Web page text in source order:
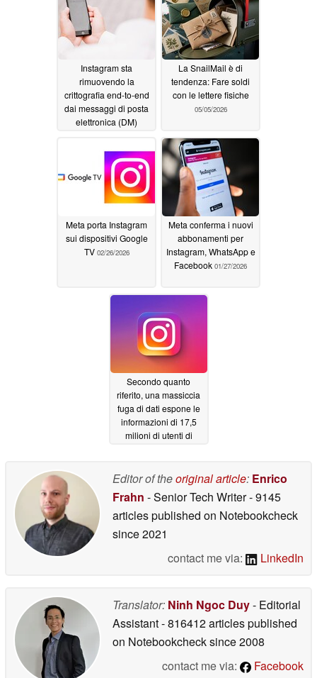
Instagram sta
rimuovendo la
crittografia end-to-end
dai messaggi di posta
elettronica (DM)
La SnailMail è di
tendenza: Fare soldi
con le lettere fisiche
05/05/2026
Meta porta Instagram
sui dispositivi Google
TV 02/26/2026
Meta conferma i nuovi
abbonamenti per
Instagram, WhatsApp e
Facebook 01/27/2026
Secondo quanto
riferito, una massiccia
fuga di dati espone le
informazioni di 17,5
milioni di utenti di
Editor of theoriginal article: Enrico
Frahn - Senior Tech Writer- 9145
articles published on Notebookcheck
since 2021
contact me via:
LinkedIn
Translator: Ninh Ngoc Duy- Editorial
Assistant- 816412 articles published
on Notebookchecksince 2008
contact me via:
Facebook